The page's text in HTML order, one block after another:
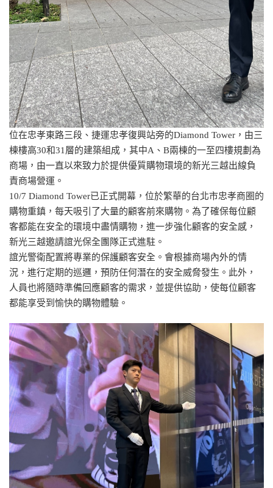
位在忠孝東路三段、捷運忠孝復興站旁的Diamond Tower，由三
棟樓高30和31層的建築組成，其中A、B兩棟的一至四樓規劃為
商場，由一直以來致力於提供優質購物環境的新光三越出線負
責商場營運。
10/7 Diamond Tower已正式開幕，位於繁華的台北市忠孝商圈的
購物重鎮，每天吸引了大量的顧客前來購物。為了確保每位顧
客都能在安全的環境中盡情購物，進一步強化顧客的安全感，
新光三越邀請誼光保全團隊正式進駐。
誼光警衛配置將專業的保護顧客安全。會根據商場內外的情
況，進行定期的巡邏，預防任何潛在的安全威脅發生。此外，
人員也將隨時準備回應顧客的需求，並提供協助，使每位顧客
都能享受到愉快的購物體驗。